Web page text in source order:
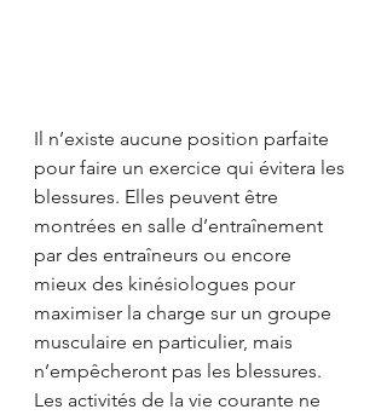
Il n’existe aucune position parfaite
pour faire un exercice qui évitera les
blessures. Elles peuvent être
montrées en salle d’entraînement
par des entraîneurs ou encore
mieux des kinésiologues pour
maximiser la charge sur un groupe
musculaire en particulier, mais
n’empêcheront pas les blessures.
Les activités de la vie courante ne